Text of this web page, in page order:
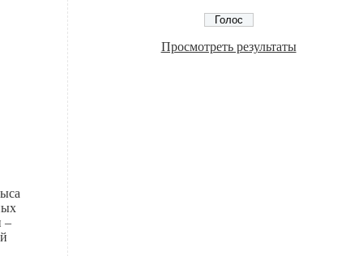
–
Просмотреть результаты